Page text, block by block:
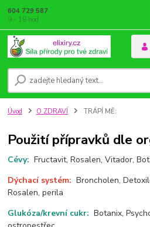
604 729 587
9 - 18 hod
Úvod O ZDRAVÍ TRÁPÍ MĚ:
Použití přípravků dle
Cévy: Fructavit, Rosalen, Vitador,
Dýchací systém: Broncholen,
Rosalen, perila
Glukóza/krevní cukr: Botanix,